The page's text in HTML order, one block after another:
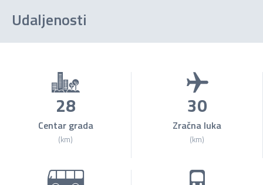
Udaljenosti
28
Centar grada
(km)
30
Zračna luka
(km)